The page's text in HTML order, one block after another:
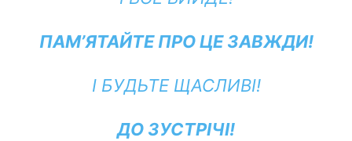
ПАМ’ЯТАЙТЕ ПРО ЦЕ ЗАВЖДИ!
І БУДЬТЕ ЩАСЛИВІ!
ДО ЗУСТРІЧІ!